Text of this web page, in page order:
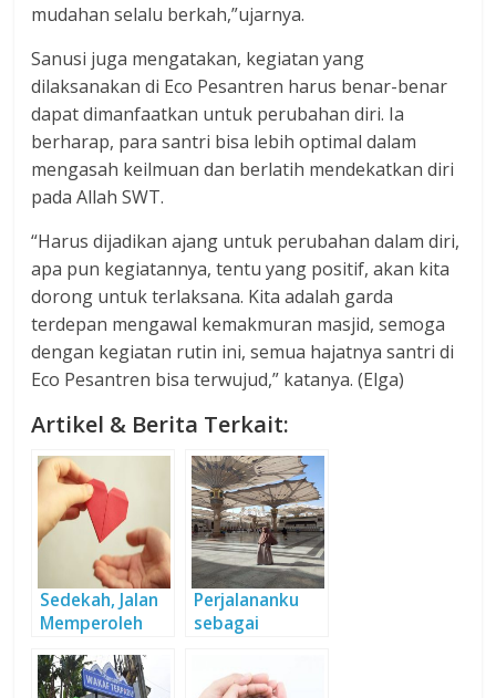
mudahan selalu berkah,”ujarnya.
Sanusi juga mengatakan, kegiatan yang
dilaksanakan di Eco Pesantren harus benar-benar
dapat dimanfaatkan untuk perubahan diri. Ia
berharap, para santri bisa lebih optimal dalam
mengasah keilmuan dan berlatih mendekatkan diri
pada Allah SWT.
“Harus dijadikan ajang untuk perubahan dalam diri,
apa pun kegiatannya, tentu yang positif, akan kita
dorong untuk terlaksana. Kita adalah garda
terdepan mengawal kemakmuran masjid, semoga
dengan kegiatan rutin ini, semua hajatnya santri di
Eco Pesantren bisa terwujud,” katanya. (Elga)
Artikel & Berita Terkait:
Sedekah, Jalan
Memperoleh
Hidayah
Perjalananku
sebagai
Muslimah.